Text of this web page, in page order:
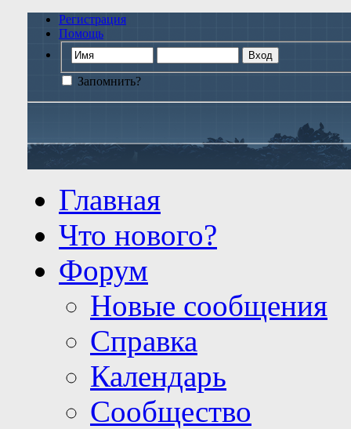
Регистрация
Помощь
Запомнить?
Главная
Что нового?
Форум
Новые сообщения
Справка
Календарь
Сообщество